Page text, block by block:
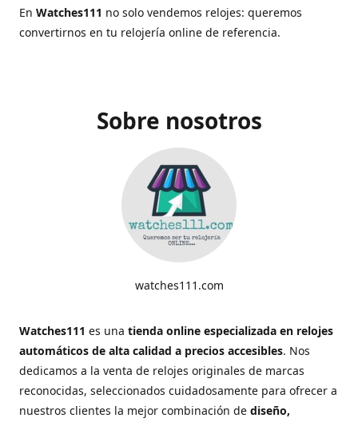
En Watches111 no solo vendemos relojes: queremos
convertirnos en tu relojería online de referencia.
Sobre nosotros
watches111.com
Watches111 es una tienda online especializada en relojes
automáticos de alta calidad a precios accesibles. Nos
dedicamos a la venta de relojes originales de marcas
reconocidas, seleccionados cuidadosamente para ofrecer a
nuestros clientes la mejor combinación de diseño,